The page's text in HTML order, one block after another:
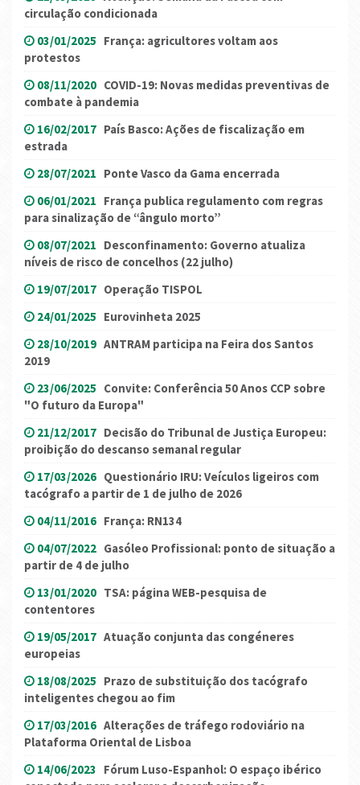
circulação condicionada
03/01/2025 França: agricultores voltam aos
protestos
08/11/2020 COVID-19: Novas medidas preventivas de
combate à pandemia
16/02/2017 País Basco: Ações de fiscalização em
estrada
28/07/2021 Ponte Vasco da Gama encerrada
06/01/2021 França publica regulamento com regras
para sinalização de “ângulo morto”
08/07/2021 Desconfinamento: Governo atualiza
níveis de risco de concelhos (22 julho)
19/07/2017 Operação TISPOL
24/01/2025 Eurovinheta 2025
28/10/2019 ANTRAM participa na Feira dos Santos
2019
23/06/2025 Convite: Conferência 50 Anos CCP sobre
"O futuro da Europa"
21/12/2017 Decisão do Tribunal de Justiça Europeu:
proibição do descanso semanal regular
17/03/2026 Questionário IRU: Veículos ligeiros com
tacógrafo a partir de 1 de julho de 2026
04/11/2016 França: RN134
04/07/2022 Gasóleo Profissional: ponto de situação a
partir de 4 de julho
13/01/2020 TSA: página WEB-pesquisa de
contentores
19/05/2017 Atuação conjunta das congéneres
europeias
18/08/2025 Prazo de substituição dos tacógrafo
inteligentes chegou ao fim
17/03/2016 Alterações de tráfego rodoviário na
Plataforma Oriental de Lisboa
14/06/2023 Fórum Luso-Espanhol: O espaço ibérico